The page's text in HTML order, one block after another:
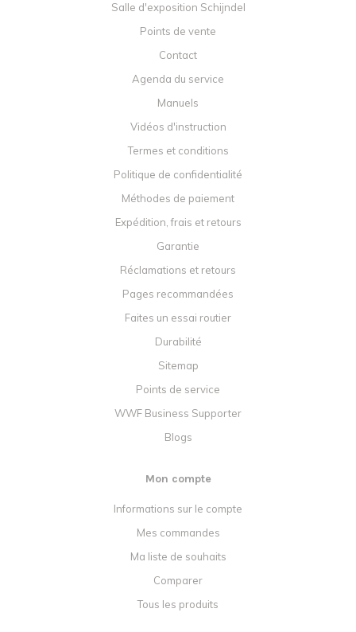
Salle d'exposition Schijndel
Points de vente
Contact
Agenda du service
Manuels
Vidéos d'instruction
Termes et conditions
Politique de confidentialité
Méthodes de paiement
Expédition, frais et retours
Garantie
Réclamations et retours
Pages recommandées
Faites un essai routier
Durabilité
Sitemap
Points de service
WWF Business Supporter
Blogs
Mon compte
Informations sur le compte
Mes commandes
Ma liste de souhaits
Comparer
Tous les produits